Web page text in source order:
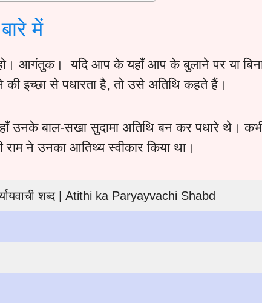
में
आगंतुक। यदि आप के यहाँ आप के बुलाने पर या
इच्छा से पधारता है, तो उसे अतिथि कहते हैं।
उनके बाल-सखा सुदामा अतिथि बन कर पधारे थे।
ने उनका आतिथ्य स्वीकार किया था।
शब्द | Atithi ka Paryayvachi Shabd